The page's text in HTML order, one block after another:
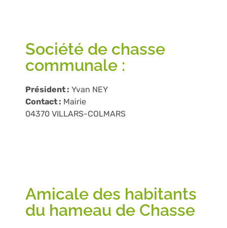
Société de chasse
communale :
Président : Yvan NEY
Contact : Mairie
04370 VILLARS-COLMARS
Amicale des habitants
du hameau de Chasse